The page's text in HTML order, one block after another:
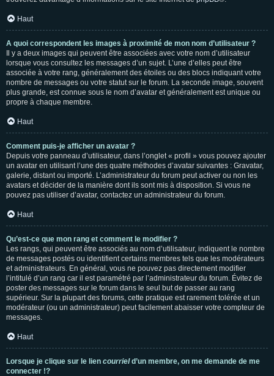
Haut
A quoi correspondent les images à proximité de mon nom d’utilisateur ?
Il y a deux images qui peuvent être associées avec votre nom d’utilisateur
lorsque vous consultez les messages d’un sujet. L’une d’elles peut être
associée à votre rang, généralement des étoiles ou des blocs indiquant votre
nombre de messages ou votre statut sur le forum. La seconde image, souvent
plus grande, est connue sous le nom d’avatar et généralement est unique ou
propre à chaque membre.
Haut
Comment puis-je afficher un avatar ?
Depuis votre panneau d’utilisateur, dans l’onglet « profil » vous pouvez ajouter
un avatar en utilisant l’une des quatre méthodes d’avatar suivantes : Gravatar,
galerie, distant ou importé. L’administrateur du forum peut activer ou non les
avatars et décider de la manière dont ils sont mis à disposition. Si vous ne
pouvez pas utiliser d’avatar, contactez un administrateur du forum.
Haut
Qu’est-ce que mon rang et comment le modifier ?
Les rangs, qui peuvent être associés au nom d’utilisateur, indiquent le nombre
de messages postés ou identifient certains membres tels que les modérateurs
et administrateurs. En général, vous ne pouvez pas directement modifier
l’intitulé d’un rang car il est paramétré par l’administrateur du forum. Évitez de
poster des messages sur le forum dans le seul but de passer au rang
supérieur. Sur la plupart des forums, cette pratique est rarement tolérée et un
modérateur (ou un administrateur) peut facilement abaisser votre compteur de
messages.
Haut
Lorsque je clique sur le lien courrield’un membre, on me demande de me
connecter !?